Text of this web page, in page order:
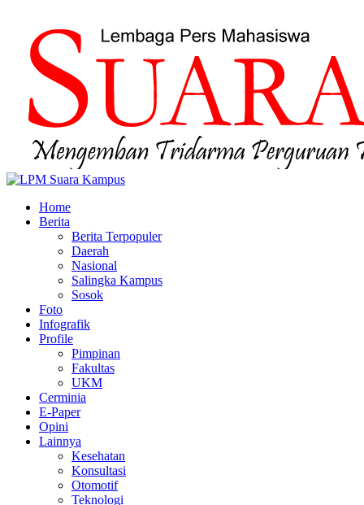
Home
Berita
Berita Terpopuler
Daerah
Nasional
Salingka Kampus
Sosok
Foto
Infografik
Profile
Pimpinan
Fakultas
UKM
Cerminia
E-Paper
Opini
Lainnya
Kesehatan
Konsultasi
Otomotif
Teknologi